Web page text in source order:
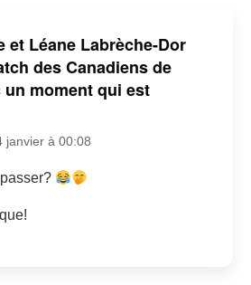
et Léane Labrèche-Dor
des Canadiens de
moment qui est
janvier à 00:08